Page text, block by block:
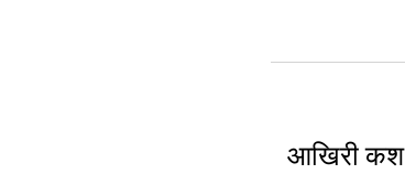
आखिरी कश